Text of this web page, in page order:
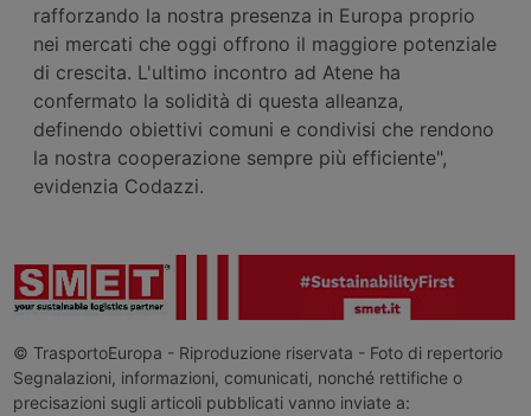
rafforzando la nostra presenza in Europa proprio
nei mercati che oggi offrono il maggiore potenziale
di crescita. L'ultimo incontro ad Atene ha
confermato la solidità di questa alleanza,
definendo obiettivi comuni e condivisi che rendono
la nostra cooperazione sempre più efficiente",
evidenzia Codazzi.
© TrasportoEuropa - Riproduzione riservata - Foto di repertorio
Segnalazioni, informazioni, comunicati, nonché rettifiche o
precisazioni sugli articoli pubblicati vanno inviate a: